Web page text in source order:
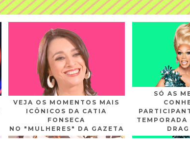
VEJA OS MOMENTOS MAIS
ICÔNICOS DA CATIA
FONSECA
NO "MULHERES" DA GAZETA
SÓ AS
TEMPORADA